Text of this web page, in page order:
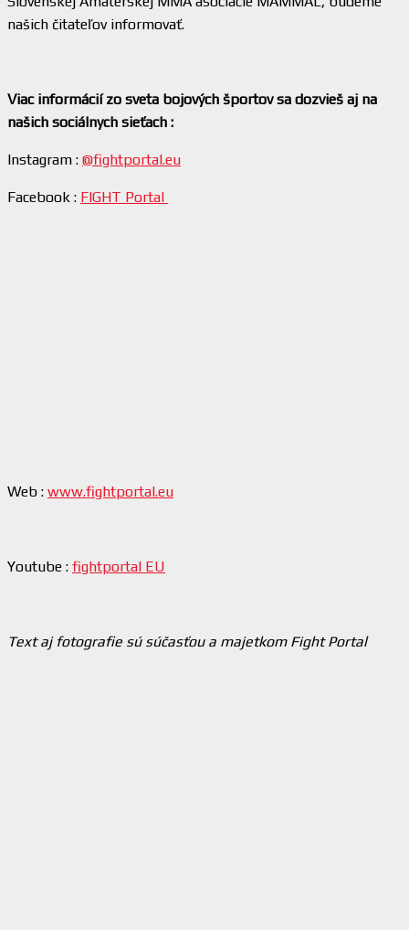
našich čitateľov informovať.
Viac informácií zo sveta bojových športov sa dozvieš aj na
našich sociálnych sieťach :
Instagram : @fightportal.eu
Facebook : FIGHT Portal
Web : www.fightportal.eu
Youtube : fightportal EU
Text aj fotografie sú súčasťou a majetkom Fight Portal